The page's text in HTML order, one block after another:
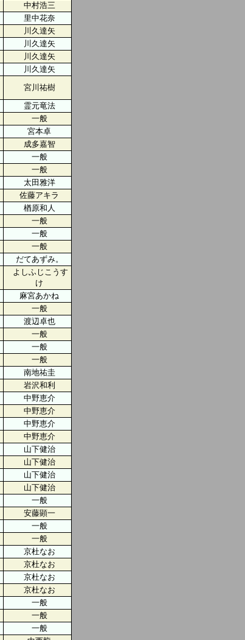
中村浩三
里中花奈
川久達矢
川久達矢
川久達矢
川久達矢
宮川祐樹
霊元竜法
一般
宮本卓
成多嘉智
一般
一般
太田雅洋
佐藤アキラ
楢原和人
一般
一般
一般
だてあずみ。
よしふじこうす
け
麻宮あかね
一般
渡辺卓也
一般
一般
一般
南地祐圭
岩沢和利
中野恵介
中野恵介
中野恵介
中野恵介
山下健治
山下健治
山下健治
山下健治
一般
安藤顕一
一般
一般
京杜なお
京杜なお
京杜なお
京杜なお
一般
一般
一般